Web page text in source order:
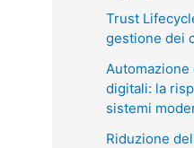
Trust
gestione dei
digitali: la
sistemi
Riduzione